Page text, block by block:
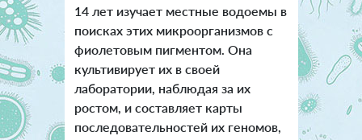
14 лет изучает местные водоемы в
поисках этих микроорганизмов с
фиолетовым пигментом. Она
культивирует их в своей
лаборатории, наблюдая за их
ростом, и составляет карты
последовательностей их геномов,